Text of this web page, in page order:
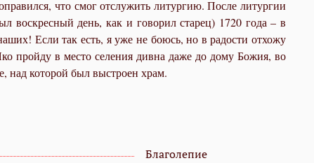
что смог отслужить литургию. После литургии
воскресный день, как и говорил старец) 1720 года – в
Если так есть, я уже не боюсь, но в радости отхожу
пройду в место селения дивна даже до дому Божия, во
над которой был выстроен храм.
Благолепие